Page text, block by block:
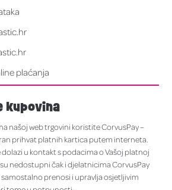
plaćanja
kupovina
našoj web trgovini koristite CorvusPay –
prihvat platnih kartica putem interneta.
dolazi u kontakt s podacima o Vašoj platnoj
nedostupni čak i djelatnicima CorvusPay
samostalno prenosi i upravlja osjetljivim